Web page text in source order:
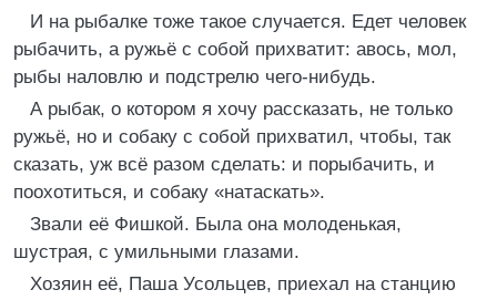
И на рыбалке тоже такое случается. Едет человек
рыбачить, а ружьё с собой прихватит: авось, мол,
рыбы наловлю и подстрелю чего-нибудь.
А рыбак, о котором я хочу рассказать, не только
ружьё, но и собаку с собой прихватил, чтобы, так
сказать, уж всё разом сделать: и порыбачить, и
поохотиться, и собаку «натаскать».
Звали её Фишкой. Была она молоденькая,
шустрая, с умильными глазами.
Хозяин её, Паша Усольцев, приехал на станцию